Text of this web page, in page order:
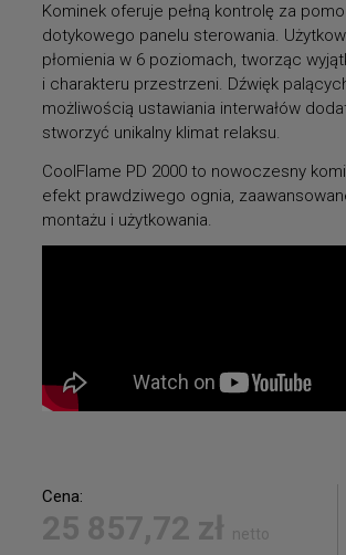
Kominek oferuje pełną kontrolę za
dotykowego panelu sterowania.
płomienia w 6 poziomach, tworząc
i charakteru przestrzeni. Dźwięk
możliwością ustawiania interwałów
stworzyć unikalny klimat relaksu.
CoolFlame PD 2000 to nowoczesny
efekt prawdziwego ognia,
montażu i użytkowania.
Cena:
25 857,72 zł netto